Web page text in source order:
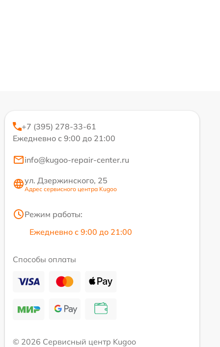
+7 (395) 278-33-61
Ежедневно с 9:00 до 21:00
info@kugoo-repair-center.ru
ул. Дзержинского, 25
Адрес сервисного центра Kugoo
Режим работы:
Ежедневно с 9:00 до 21:00
Способы оплаты
© 2026 Сервисный центр Kugoo